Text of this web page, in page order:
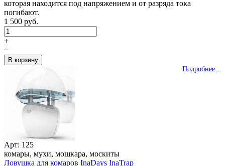
которая находится под напряжением и от разряда тока
погибают.
1 500 руб.
+
−
Подробнее...
Арт: 125
комары, мухи, мошкара, москиты
Ловушка для комаров InaDays InaTrap